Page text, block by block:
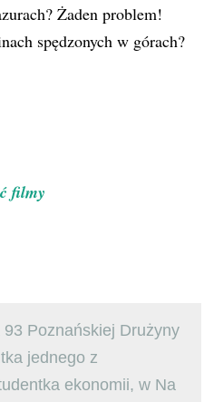
Żaden problem!
spędzonych w górach?
filmy
93 Poznańskiej Drużyny
jednego z
ekonomii, w Na